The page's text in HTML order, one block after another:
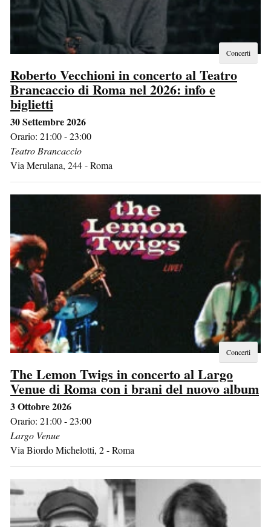
Concerti
Roberto Vecchioni in concerto al Teatro
Brancaccio di Roma nel 2026: info e
biglietti
30 Settembre 2026
Orario: 21:00 - 23:00
Teatro Brancaccio
Via Merulana, 244-Roma
Concerti
The Lemon Twigs in concerto al Largo
Venue di Roma con i brani del nuovo album
3 Ottobre 2026
Orario: 21:00 - 23:00
Largo Venue
Via Biordo Michelotti, 2-Roma